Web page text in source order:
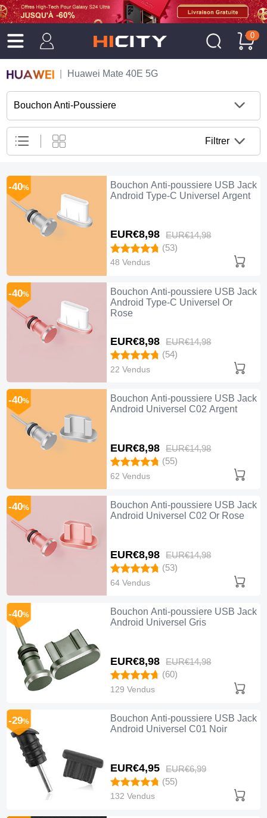
0
Huawei Mate 40E 5G
Bouchon Anti-Poussiere
Filtrer
Bouchon Anti-poussiere USB Jack
Android Type-C Universel Argent
EUR€8,98 EUR€14,98
-40%
(53)
48 Vendus
Bouchon Anti-poussiere USB Jack
Android Type-C Universel Or
Rose
EUR€8,98 EUR€14,98
-40%
(54)
22 Vendus
Bouchon Anti-poussiere USB Jack
Android Universel C02 Argent
EUR€8,98 EUR€14,98
-40%
(55)
62 Vendus
Bouchon Anti-poussiere USB Jack
Android Universel C02 Or Rose
EUR€8,98 EUR€14,98
-40%
(53)
64 Vendus
Bouchon Anti-poussiere USB Jack
Android Universel Gris
EUR€8,98 EUR€14,98
-40%
(60)
129 Vendus
Bouchon Anti-poussiere USB Jack
Android Universel C01 Noir
EUR€4,95 EUR€6,99
-29%
(55)
132 Vendus